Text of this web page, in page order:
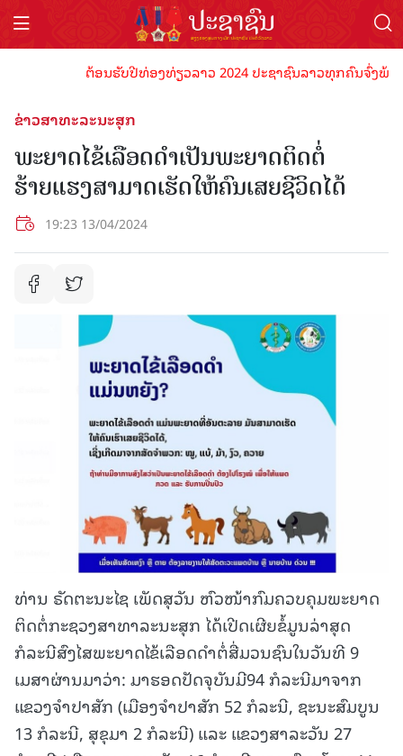
ຕ້ອນຮັບປີທ່ອງທ່ຽວລາວ 2024 ປະຊາຊົນລາວທຸກຄົນຈົ່ງພ້ອ
ຂ່າວສາທະລະນະສຸກ
ພະຍາດໄຂ້ເລືອດດໍາເປັນພະຍາດຕິດຕໍ່
ຮ້າຍແຮງສາມາດເຮັດໃຫ້ຄົນເສຍຊີວິດໄດ້
19:23 13/04/2024
ທ່ານ ຣັດຕະນະໄຊ ເພັດສຸວັນ ຫົວໜ້າກົມຄວບຄຸມພະຍາດ
ຕິດຕໍ່ກະຊວງສາທາລະນະສຸກ ໄດ້ເປີດເຜີຍຂໍ້ມູນລ່າສຸດ
ກໍລະນີສົງໄສພະຍາດໄຂ້ເລືອດດໍາຕໍ່ສື່ມວນຊົນໃນວັນທີ 9
ເມສາຜ່ານມາວ່າ: ມາຮອດປັດຈຸບັນມີ94 ກໍລະນີມາຈາກ
ແຂວງຈໍາປາສັກ (ເມືອງຈໍາປາສັກ 52 ກໍລະນີ, ຊະນະສົມບູນ
13 ກໍລະນີ, ສຸຂຸມາ 2 ກໍລະນີ) ແລະ ແຂວງສາລະວັນ 27